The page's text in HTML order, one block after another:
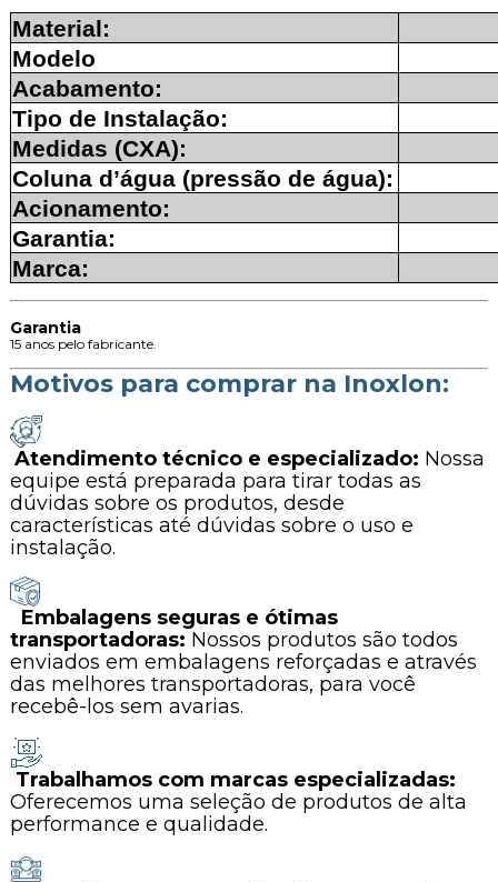
Material:
Modelo
Acabamento:
Tipo de Instalação:
Medidas (CXA):
Coluna d’água (pressão de água):
Acionamento:
Garantia:
Marca:
Garantia
15 anos pelo fabricante.
Motivos para comprar na Inoxlon:
Atendimento técnico e especializado: Nossa
equipe está preparada para tirar todas as
dúvidas sobre os produtos, desde
características até dúvidas sobre o uso e
instalação.
Embalagens seguras e ótimas
transportadoras: Nossos produtos são todos
enviados em embalagens reforçadas e através
das melhores transportadoras, para você
recebê-los sem avarias.
Trabalhamos com marcas especializadas:
Oferecemos uma seleção de produtos de alta
performance e qualidade.